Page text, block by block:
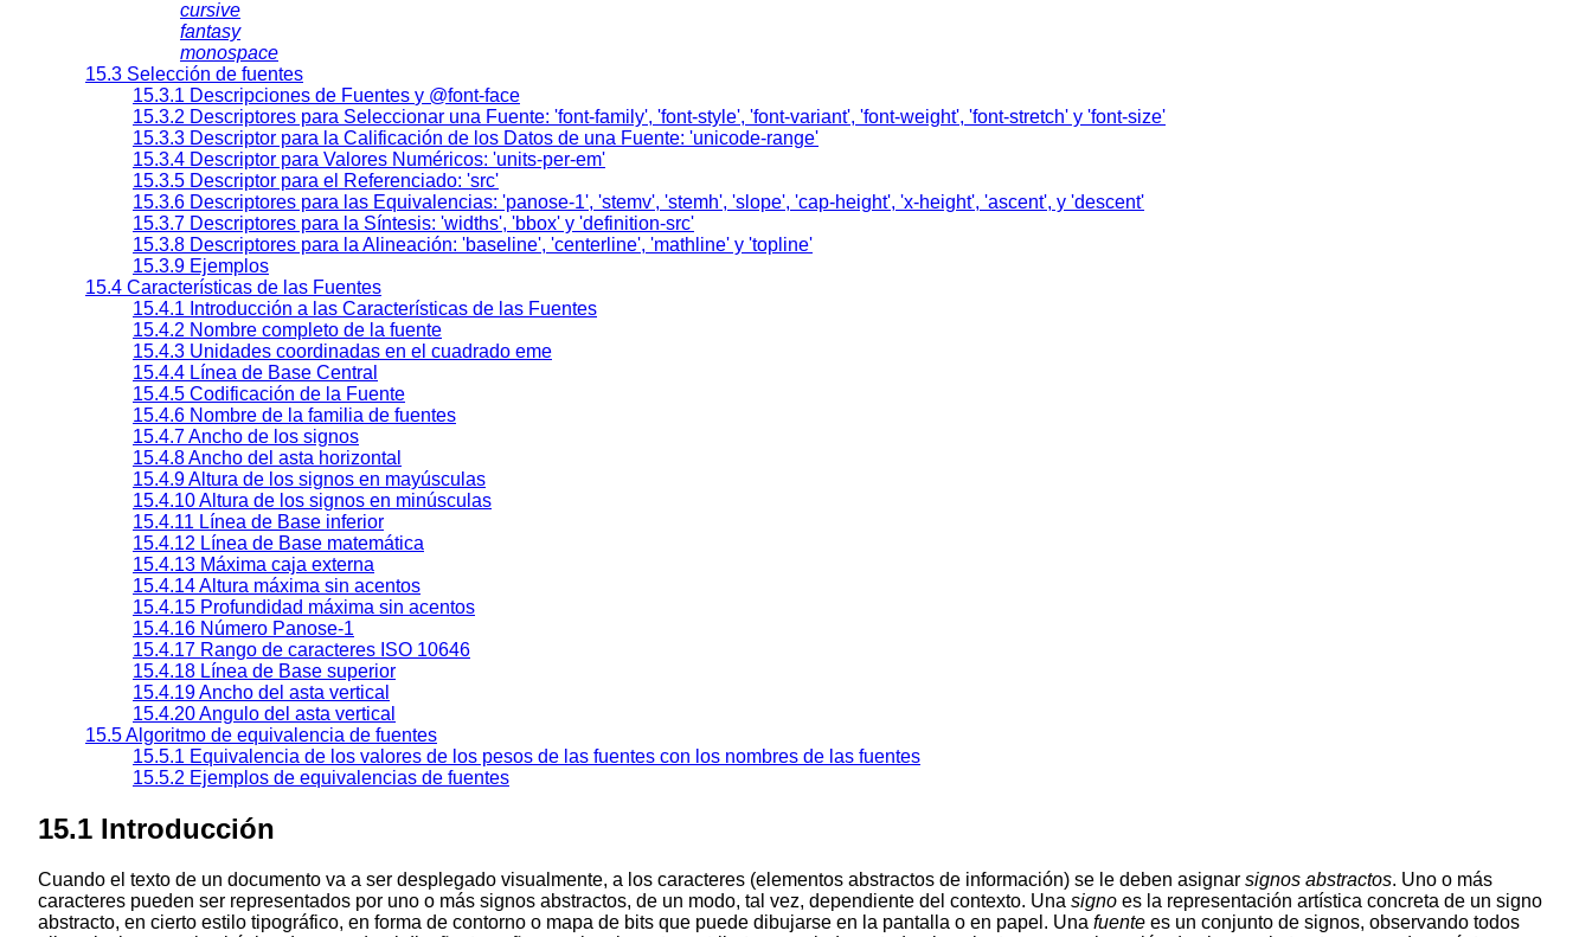
cursive
fantasy
monospace
15.3 Selección de fuentes
15.3.1 Descripciones de Fuentes y @font-face
15.3.2 Descriptores para Seleccionar una Fuente: 'font-family', 'font-style', 'font-variant', 'font-weight', 'font-stretch' y 'font-size'
15.3.3 Descriptor para la Calificación de los Datos de una Fuente: 'unicode-range'
15.3.4 Descriptor para Valores Numéricos: 'units-per-em'
15.3.5 Descriptor para el Referenciado: 'src'
15.3.6 Descriptores para las Equivalencias: 'panose-1', 'stemv', 'stemh', 'slope', 'cap-height', 'x-height', 'ascent', y 'descent'
15.3.7 Descriptores para la Síntesis: 'widths', 'bbox' y 'definition-src'
15.3.8 Descriptores para la Alineación: 'baseline', 'centerline', 'mathline' y 'topline'
15.3.9 Ejemplos
15.4 Características de las Fuentes
15.4.1 Introducción a las Características de las Fuentes
15.4.2 Nombre completo de la fuente
15.4.3 Unidades coordinadas en el cuadrado eme
15.4.4 Línea de Base Central
15.4.5 Codificación de la Fuente
15.4.6 Nombre de la familia de fuentes
15.4.7 Ancho de los signos
15.4.8 Ancho del asta horizontal
15.4.9 Altura de los signos en mayúsculas
15.4.10 Altura de los signos en minúsculas
15.4.11 Línea de Base inferior
15.4.12 Línea de Base matemática
15.4.13 Máxima caja externa
15.4.14 Altura máxima sin acentos
15.4.15 Profundidad máxima sin acentos
15.4.16 Número Panose-1
15.4.17 Rango de caracteres ISO 10646
15.4.18 Línea de Base superior
15.4.19 Ancho del asta vertical
15.4.20 Angulo del asta vertical
15.5 Algoritmo de equivalencia de fuentes
15.5.1 Equivalencia de los valores de los pesos de las fuentes con los nombres de las fuentes
15.5.2 Ejemplos de equivalencias de fuentes
15.1 Introducción
Cuando el texto de un documento va a ser desplegado visualmente, a los caracteres (elementos abstractos de información) se le deben asignar signos abstractos. Uno o más
caracteres pueden ser representados por uno o más signos abstractos, de un modo, tal vez, dependiente del contexto. Una signo es la representación artística concreta de un signo
abstracto, en cierto estilo tipográfico, en forma de contorno o mapa de bits que puede dibujarse en la pantalla o en papel. Una fuente es un conjunto de signos, observando todos